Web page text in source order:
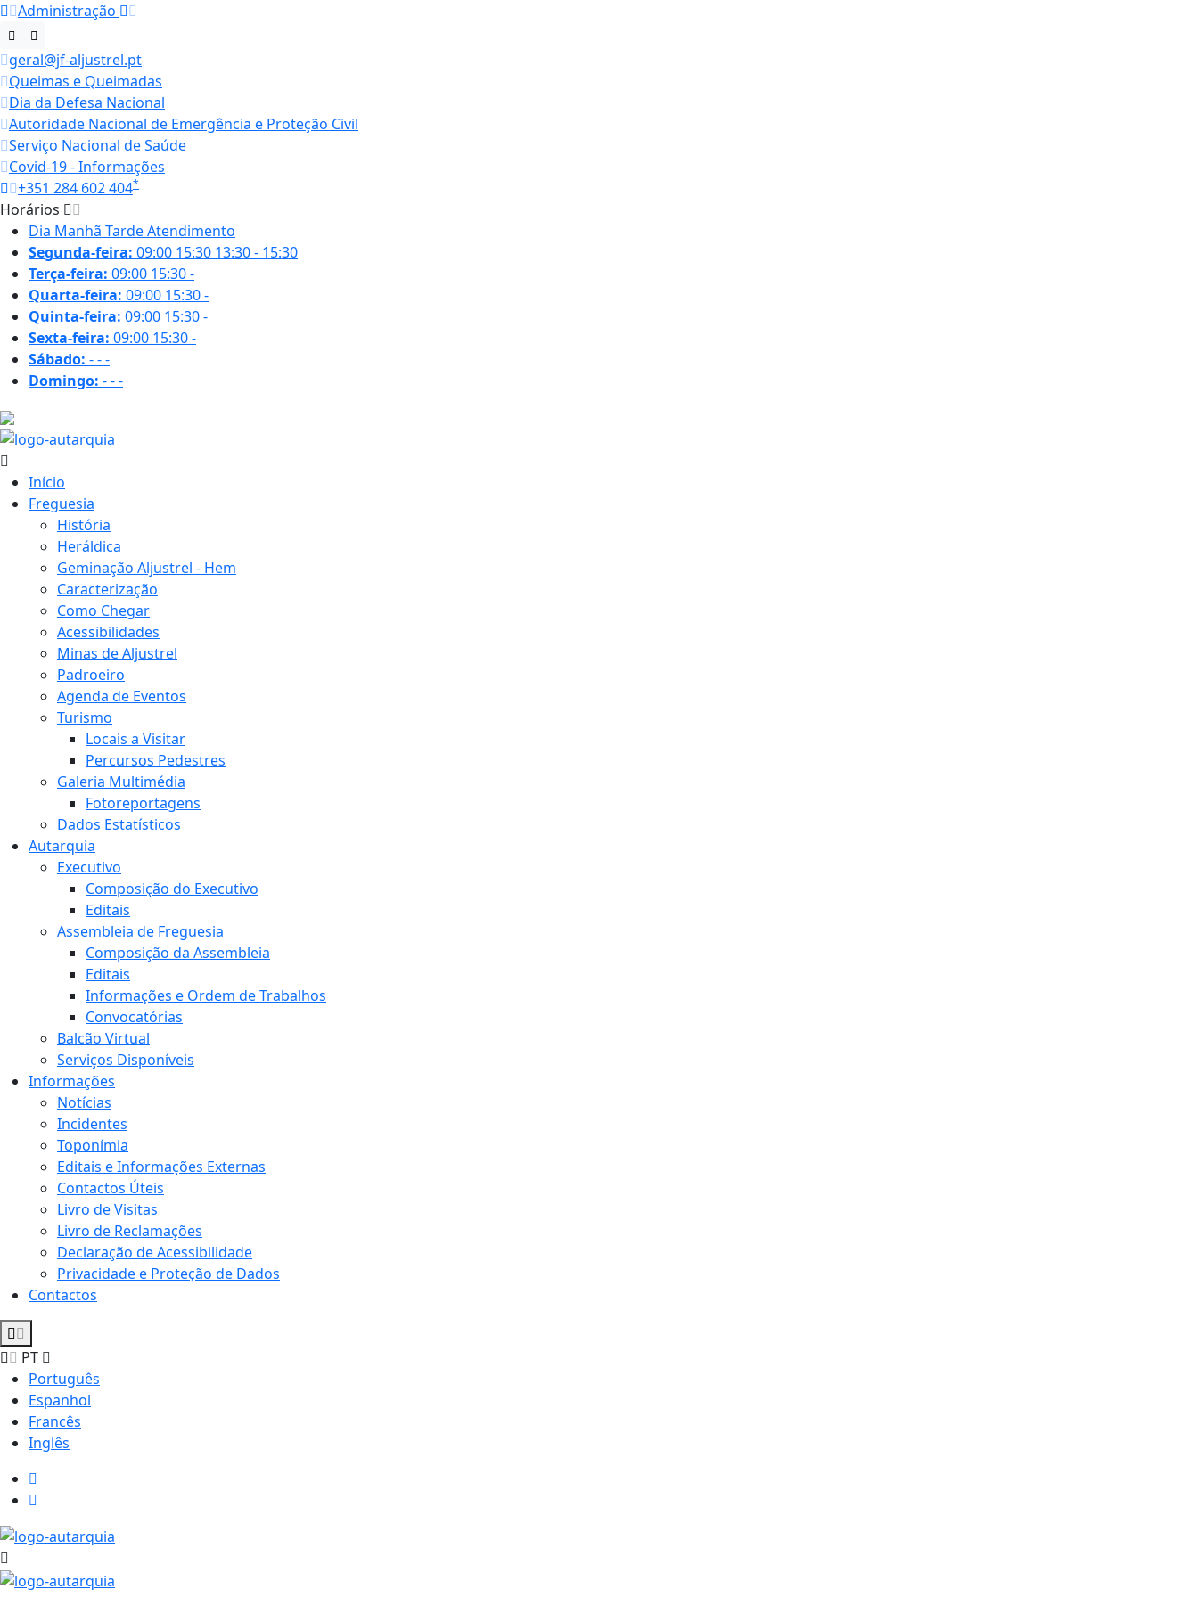
Administração
geral@jf-aljustrel.pt
Queimas e Queimadas
Dia da Defesa Nacional
Autoridade Nacional de Emergência e Proteção Civil
Serviço Nacional de Saúde
Covid-19 - Informações
+351 284 602 404*
Horários
Dia Manhã TardeAtendimento
Segunda-feira: 09:00 15:30 13:30 - 15:30
Terça-feira: 09:00 15:30-
Quarta-feira: 09:00 15:30-
Quinta-feira: 09:00 15:30-
Sexta-feira: 09:00 15:30-
Sábado: ---
Domingo: ---
Início
Freguesia
História
Heráldica
Geminação Aljustrel - Hem
Caracterização
Como Chegar
Acessibilidades
Minas de Aljustrel
Padroeiro
Agenda de Eventos
Turismo
Locais a Visitar
Percursos Pedestres
Galeria Multimédia
Fotoreportagens
Dados Estatísticos
Autarquia
Executivo
Composição do Executivo
Editais
Assembleia de Freguesia
Composição da Assembleia
Editais
Informações e Ordem de Trabalhos
Convocatórias
Balcão Virtual
Serviços Disponíveis
Informações
Notícias
Incidentes
Toponímia
Editais e Informações Externas
Contactos Úteis
Livro de Visitas
Livro de Reclamações
Declaração de Acessibilidade
Privacidade e Proteção de Dados
Contactos
PT
Português
Espanhol
Francês
Inglês